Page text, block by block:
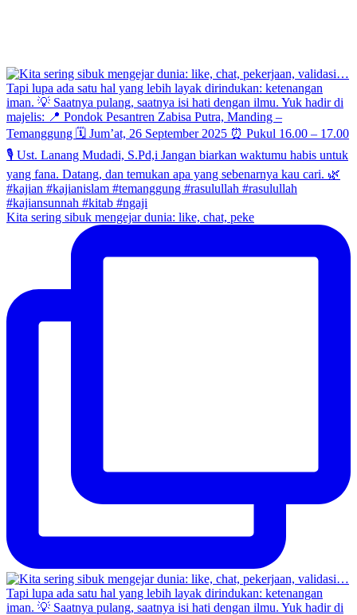
Kita sering sibuk mengejar dunia: like, chat, peke